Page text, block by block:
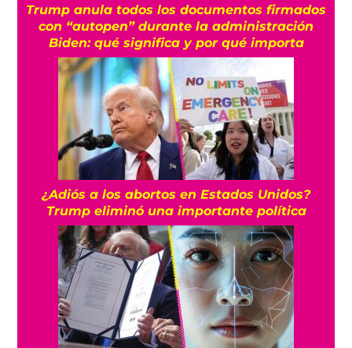
Trump anula todos los documentos firmados
con “autopen” durante la administración
Biden: qué significa y por qué importa
¿Adiós a los abortos en Estados Unidos?
Trump eliminó una importante política